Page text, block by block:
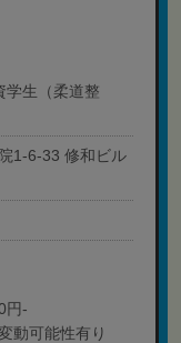
学生（柔道整
1-6-33 修和ビル
円‐
動可能性有り